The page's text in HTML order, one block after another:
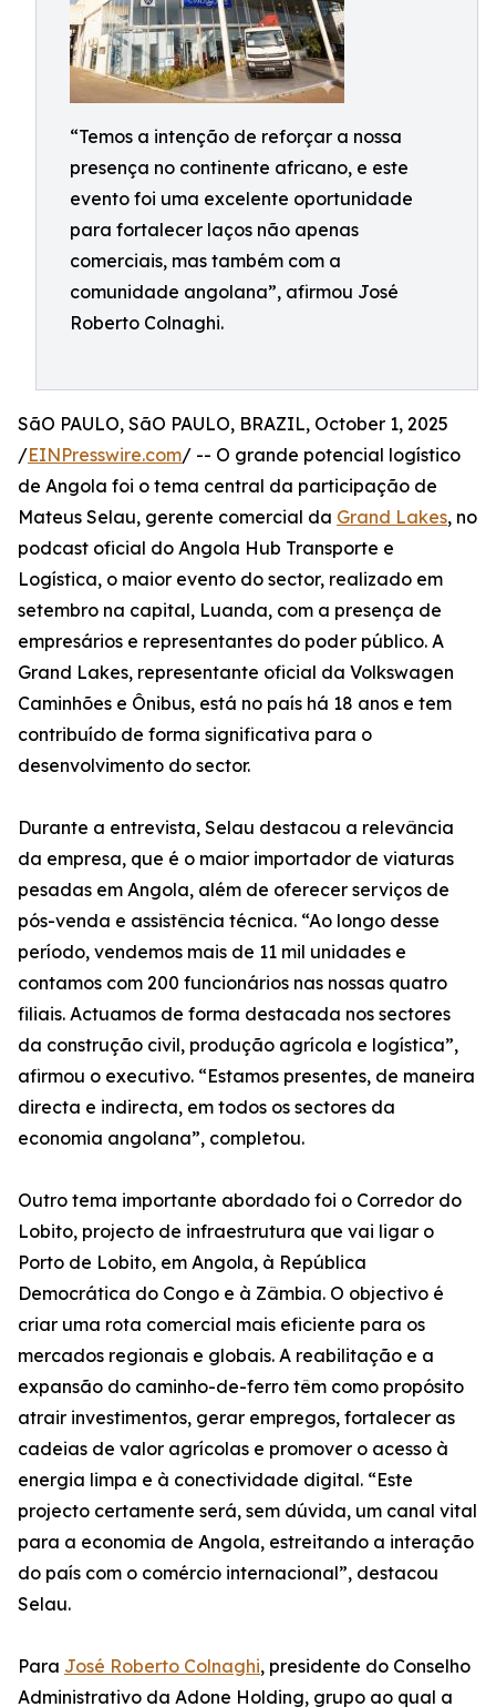
“Temos a intenção de reforçar a nossa
presença no continente africano, e este
evento foi uma excelente oportunidade
para fortalecer laços não apenas
comerciais, mas também com a
comunidade angolana”, afirmou José
Roberto Colnaghi.
SãO PAULO, SãO PAULO, BRAZIL, October 1, 2025
/EINPresswire.com/ -- O grande potencial logístico
de Angola foi o tema central da participação de
Mateus Selau, gerente comercial da Grand Lakes, no
podcast oficial do Angola Hub Transporte e
Logística, o maior evento do sector, realizado em
setembro na capital, Luanda, com a presença de
empresários e representantes do poder público. A
Grand Lakes, representante oficial da Volkswagen
Caminhões e Ônibus, está no país há 18 anos e tem
contribuído de forma significativa para o
desenvolvimento do sector.
Durante a entrevista, Selau destacou a relevância
da empresa, que é o maior importador de viaturas
pesadas em Angola, além de oferecer serviços de
pós-venda e assistência técnica. “Ao longo desse
período, vendemos mais de 11 mil unidades e
contamos com 200 funcionários nas nossas quatro
filiais. Actuamos de forma destacada nos sectores
da construção civil, produção agrícola e logística”,
afirmou o executivo. “Estamos presentes, de maneira
directa e indirecta, em todos os sectores da
economia angolana”, completou.
Outro tema importante abordado foi o Corredor do
Lobito, projecto de infraestrutura que vai ligar o
Porto de Lobito, em Angola, à República
Democrática do Congo e à Zâmbia. O objectivo é
criar uma rota comercial mais eficiente para os
mercados regionais e globais. A reabilitação e a
expansão do caminho-de-ferro têm como propósito
atrair investimentos, gerar empregos, fortalecer as
cadeias de valor agrícolas e promover o acesso à
energia limpa e à conectividade digital. “Este
projecto certamente será, sem dúvida, um canal vital
para a economia de Angola, estreitando a interação
do país com o comércio internacional”, destacou
Selau.
Para José Roberto Colnaghi, presidente do Conselho
Administrativo da Adone Holding, grupo ao qual a